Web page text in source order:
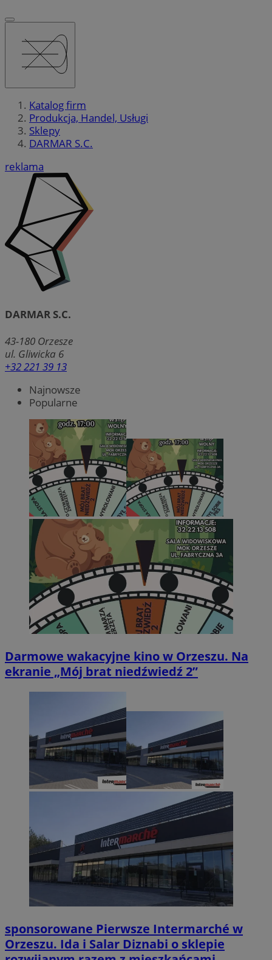
Katalog firm
Produkcja, Handel, Usługi
Sklepy
DARMAR S.C.
reklama
DARMAR S.C.
43-180 Orzesze
ul. Gliwicka 6
+32 221 39 13
Najnowsze
Popularne
Darmowe wakacyjne kino w Orzeszu. Na
ekranie „Mój brat niedźwiedź 2”
sponsorowane Pierwsze Intermarché w
Orzeszu. Ida i Salar Diznabi o sklepie